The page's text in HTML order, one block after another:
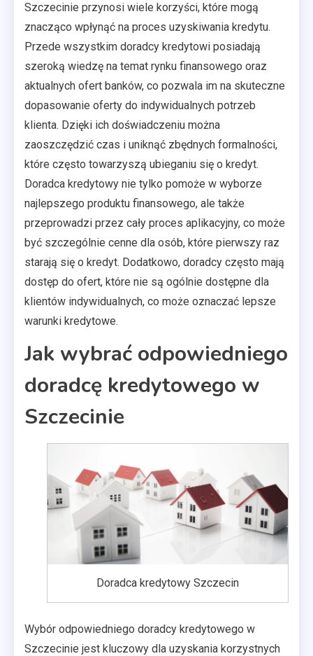
Szczecinie przynosi wiele korzyści, które mogą
znacząco wpłynąć na proces uzyskiwania kredytu.
Przede wszystkim doradcy kredytowi posiadają
szeroką wiedzę na temat rynku finansowego oraz
aktualnych ofert banków, co pozwala im na skuteczne
dopasowanie oferty do indywidualnych potrzeb
klienta. Dzięki ich doświadczeniu można
zaoszczędzić czas i uniknąć zbędnych formalności,
które często towarzyszą ubieganiu się o kredyt.
Doradca kredytowy nie tylko pomoże w wyborze
najlepszego produktu finansowego, ale także
przeprowadzi przez cały proces aplikacyjny, co może
być szczególnie cenne dla osób, które pierwszy raz
starają się o kredyt. Dodatkowo, doradcy często mają
dostęp do ofert, które nie są ogólnie dostępne dla
klientów indywidualnych, co może oznaczać lepsze
warunki kredytowe.
Jak wybrać odpowiedniego
doradcę kredytowego w
Szczecinie
Doradca kredytowy Szczecin
Wybór odpowiedniego doradcy kredytowego w
Szczecinie jest kluczowy dla uzyskania korzystnych